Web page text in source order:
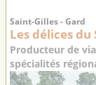
Saint-Gilles - Gard
Les délices
Producteur de
spécialités